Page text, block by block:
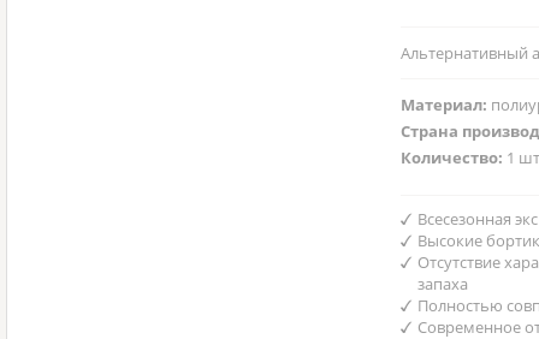
Альтернативный
Материал:
Страна
Количество: 1
Всесезонная
Высокие
Отсутствие
запаха
Полностью
Современное